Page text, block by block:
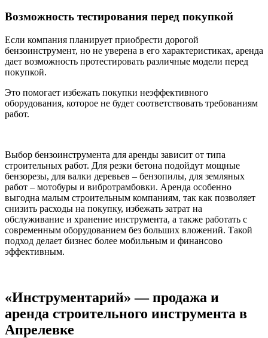
Возможность тестирования перед покупкой
Если компания планирует приобрести дорогой
бензоинструмент, но не уверена в его характеристиках, аренда
дает возможность протестировать различные модели перед
покупкой.
Это помогает избежать покупки неэффективного
оборудования, которое не будет соответствовать требованиям
работ.
Выбор бензоинструмента для аренды зависит от типа
строительных работ. Для резки бетона подойдут мощные
бензорезы, для валки деревьев – бензопилы, для земляных
работ – мотобуры и вибротрамбовки. Аренда особенно
выгодна малым строительным компаниям, так как позволяет
снизить расходы на покупку, избежать затрат на
обслуживание и хранение инструмента, а также работать с
современным оборудованием без больших вложений. Такой
подход делает бизнес более мобильным и финансово
эффективным.
«Инструментарий» — продажа и
аренда строительного инструмента в
Апрелевке